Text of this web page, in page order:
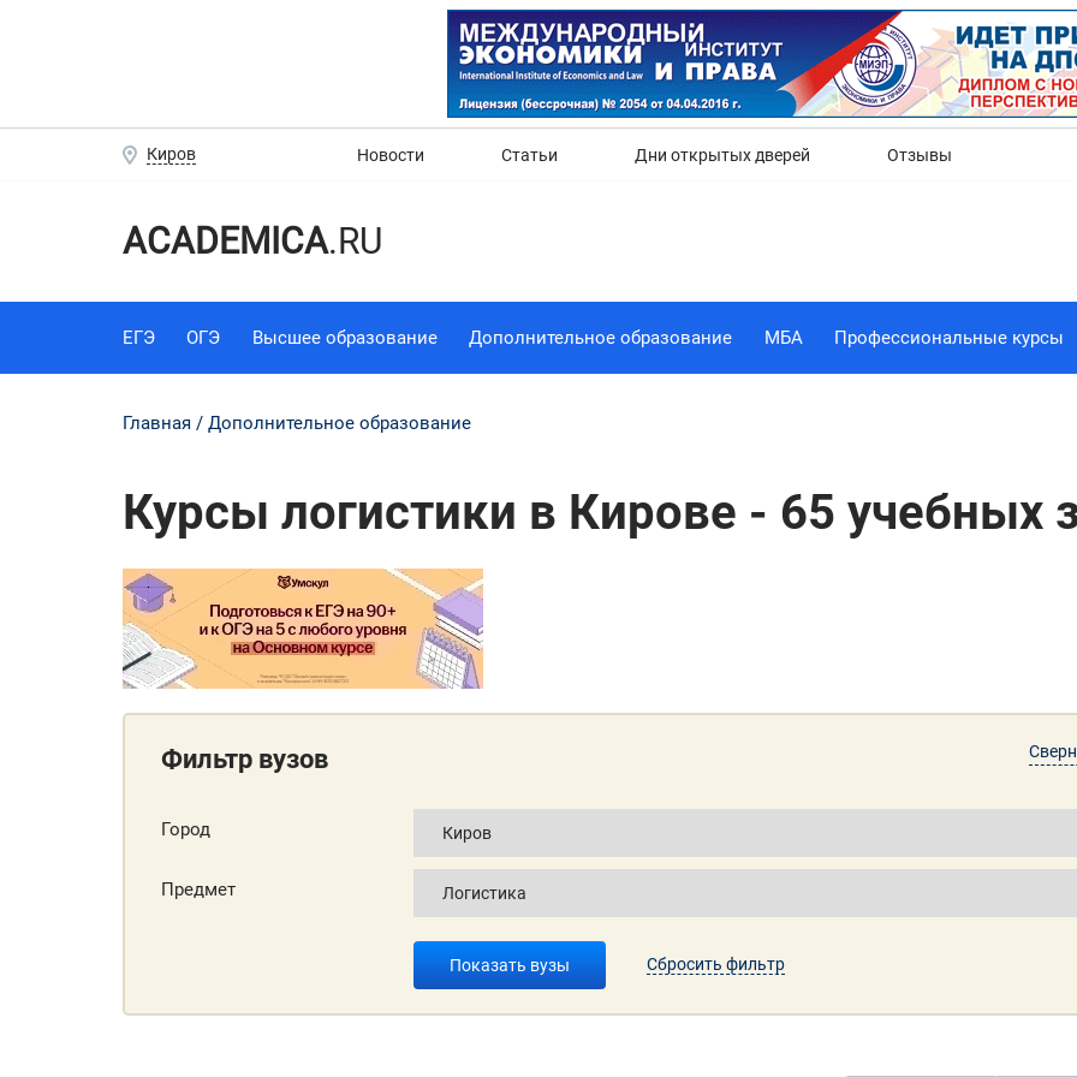
Киров Новости Статьи Дни открытых дверей Отзывы
ACADEMICA.RU
ЕГЭ ОГЭ Высшее образование Дополнительное образование МБА Профессиональные курсы
Главная Дополнительное образование
Курсы логистики в Кирове - 65 учебных
Фильтр вузов
Город
Предмет
Показать вузы Сбросить фильтр
Нет